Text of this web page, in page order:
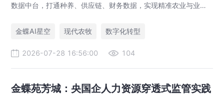
数据中台，打通种养、供应链、财务数据，实现精准农业与业财
金蝶AI星空
现代农牧 数字化转型
2026-07-28 16:56:00 104
金蝶苑芳城：央国企人力资源穿透式监管实践